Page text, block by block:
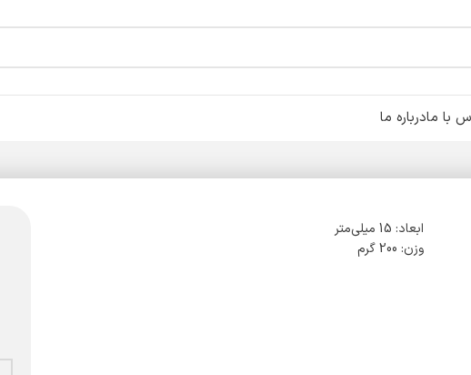
با مادرباره ما
ابعاد: 15 میلی‌متر
وزن: 200 گرم